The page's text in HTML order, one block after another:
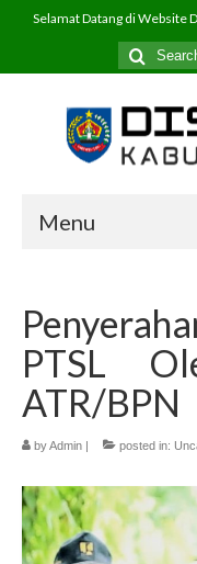
Selamat Datang di Website
Search
for:
Menu
Profil
PPID
Program
Informasi
Download
PTSL
ATR/BPN
byAdmin posted in: